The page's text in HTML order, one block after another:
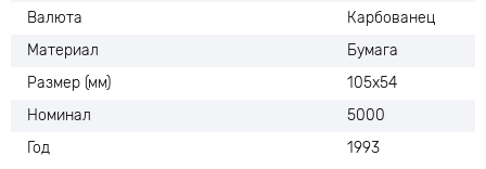
Валюта
Карбованец
Материал
Бумага
Размер (мм)
105х54
Номинал
5000
Год
1993